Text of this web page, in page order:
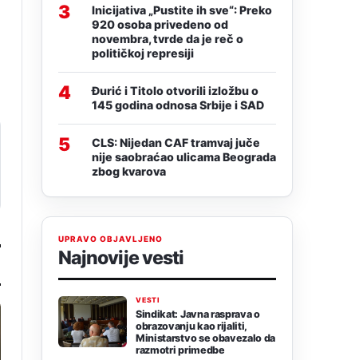
3
Inicijativa „Pustite ih sve“: Preko
920 osoba privedeno od
novembra, tvrde da je reč o
političkoj represiji
4
Đurić i Titolo otvorili izložbu o
145 godina odnosa Srbije i SAD
5
CLS: Nijedan CAF tramvaj juče
nije saobraćao ulicama Beograda
zbog kvarova
UPRAVO OBJAVLJENO
Najnovije vesti
VESTI
Sindikat: Javna rasprava o
obrazovanju kao rijaliti,
Ministarstvo se obavezalo da
razmotri primedbe